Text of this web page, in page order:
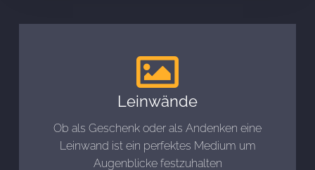
Leinwände
Ob als Geschenk oder als Andenken eine
Leinwand ist ein perfektes Medium um
Augenblicke festzuhalten